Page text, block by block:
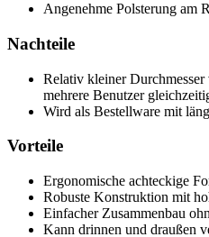
Angenehme Polsterung am
Nachteile
Relativ kleiner
mehrere Benutzer
Wird als Bestellware mit
Vorteile
Ergonomische achteckige
Robuste Konstruktion mit
Einfacher Zusammenbau
Kann drinnen und draußen